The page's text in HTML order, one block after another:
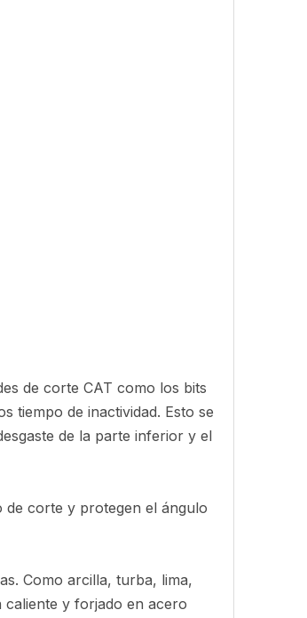
de corte CAT como los bits
tiempo de inactividad. Esto se
de la parte inferior y el
de corte y protegen el ángulo
Como arcilla, turba, lima,
y forjado en acero